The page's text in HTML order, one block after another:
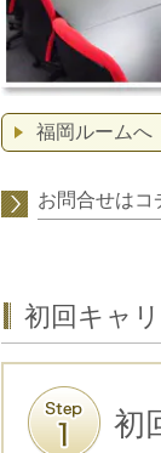
福岡ルームへ
お問合せはコ
初回キャ
初